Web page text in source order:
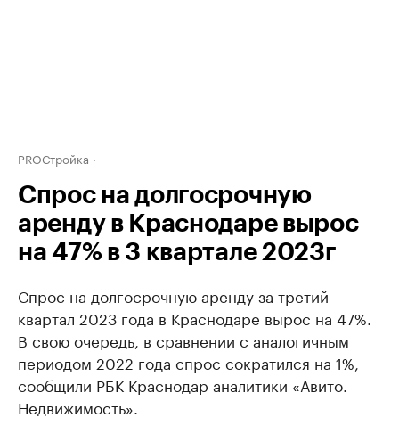
PROСтройка
Спрос на долгосрочную
аренду в Краснодаре вырос
на 47% в 3 квартале 2023г
Спрос на долгосрочную аренду за третий
квартал 2023 года в Краснодаре вырос на 47%.
В свою очередь, в сравнении с аналогичным
периодом 2022 года спрос сократился на 1%,
сообщили РБК Краснодар аналитики «Авито.
Недвижимость».